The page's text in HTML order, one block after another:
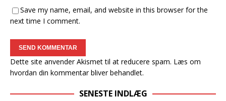
Save my name, email, and website in this browser for the
next time I comment.
Dette site anvender Akismet til at reducere spam. Læs om
hvordan din kommentar bliver behandlet.
SENESTE INDLÆG